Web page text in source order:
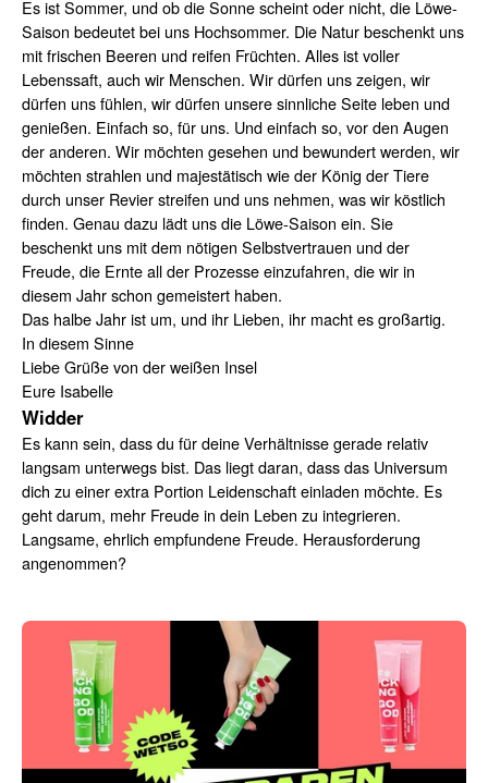
Es ist Sommer, und ob die Sonne scheint oder nicht, die Löwe-
Saison bedeutet bei uns Hochsommer. Die Natur beschenkt uns
mit frischen Beeren und reifen Früchten. Alles ist voller
Lebenssaft, auch wir Menschen. Wir dürfen uns zeigen, wir
dürfen uns fühlen, wir dürfen unsere sinnliche Seite leben und
genießen. Einfach so, für uns. Und einfach so, vor den Augen
der anderen. Wir möchten gesehen und bewundert werden, wir
möchten strahlen und majestätisch wie der König der Tiere
durch unser Revier streifen und uns nehmen, was wir köstlich
finden. Genau dazu lädt uns die Löwe-Saison ein. Sie
beschenkt uns mit dem nötigen Selbstvertrauen und der
Freude, die Ernte all der Prozesse einzufahren, die wir in
diesem Jahr schon gemeistert haben.
Das halbe Jahr ist um, und ihr Lieben, ihr macht es großartig.
In diesem Sinne
Liebe Grüße von der weißen Insel
Eure Isabelle
Widder
Es kann sein, dass du für deine Verhältnisse gerade relativ
langsam unterwegs bist. Das liegt daran, dass das Universum
dich zu einer extra Portion Leidenschaft einladen möchte. Es
geht darum, mehr Freude in dein Leben zu integrieren.
Langsame, ehrlich empfundene Freude. Herausforderung
angenommen?